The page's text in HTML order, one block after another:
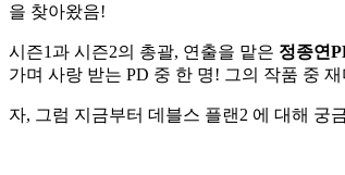
을 찾아왔음!
시즌1과 시즌2의 총괄, 연출을 맡은 정종연
가며 사랑 받는 PD 중 한 명! 그의 작품 중
자, 그럼 지금부터 데블스 플랜2 에 대해 궁